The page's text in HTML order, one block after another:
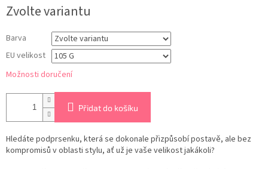
cena:
Zvolte variantu
Barva
EU velikost
Možnosti doručení
Přidat do košíku
Hledáte podprsenku, která se dokonale přizpůsobí postavě, ale bez
kompromisů v oblasti stylu, ať už je vaše velikost jakákoli?